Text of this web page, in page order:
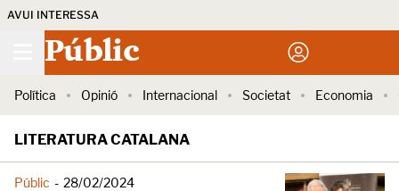
AVUI INTERESSA
Públic
Política Opinió Internacional Societat Economia
LITERATURA CATALANA
Públic - 28/02/2024